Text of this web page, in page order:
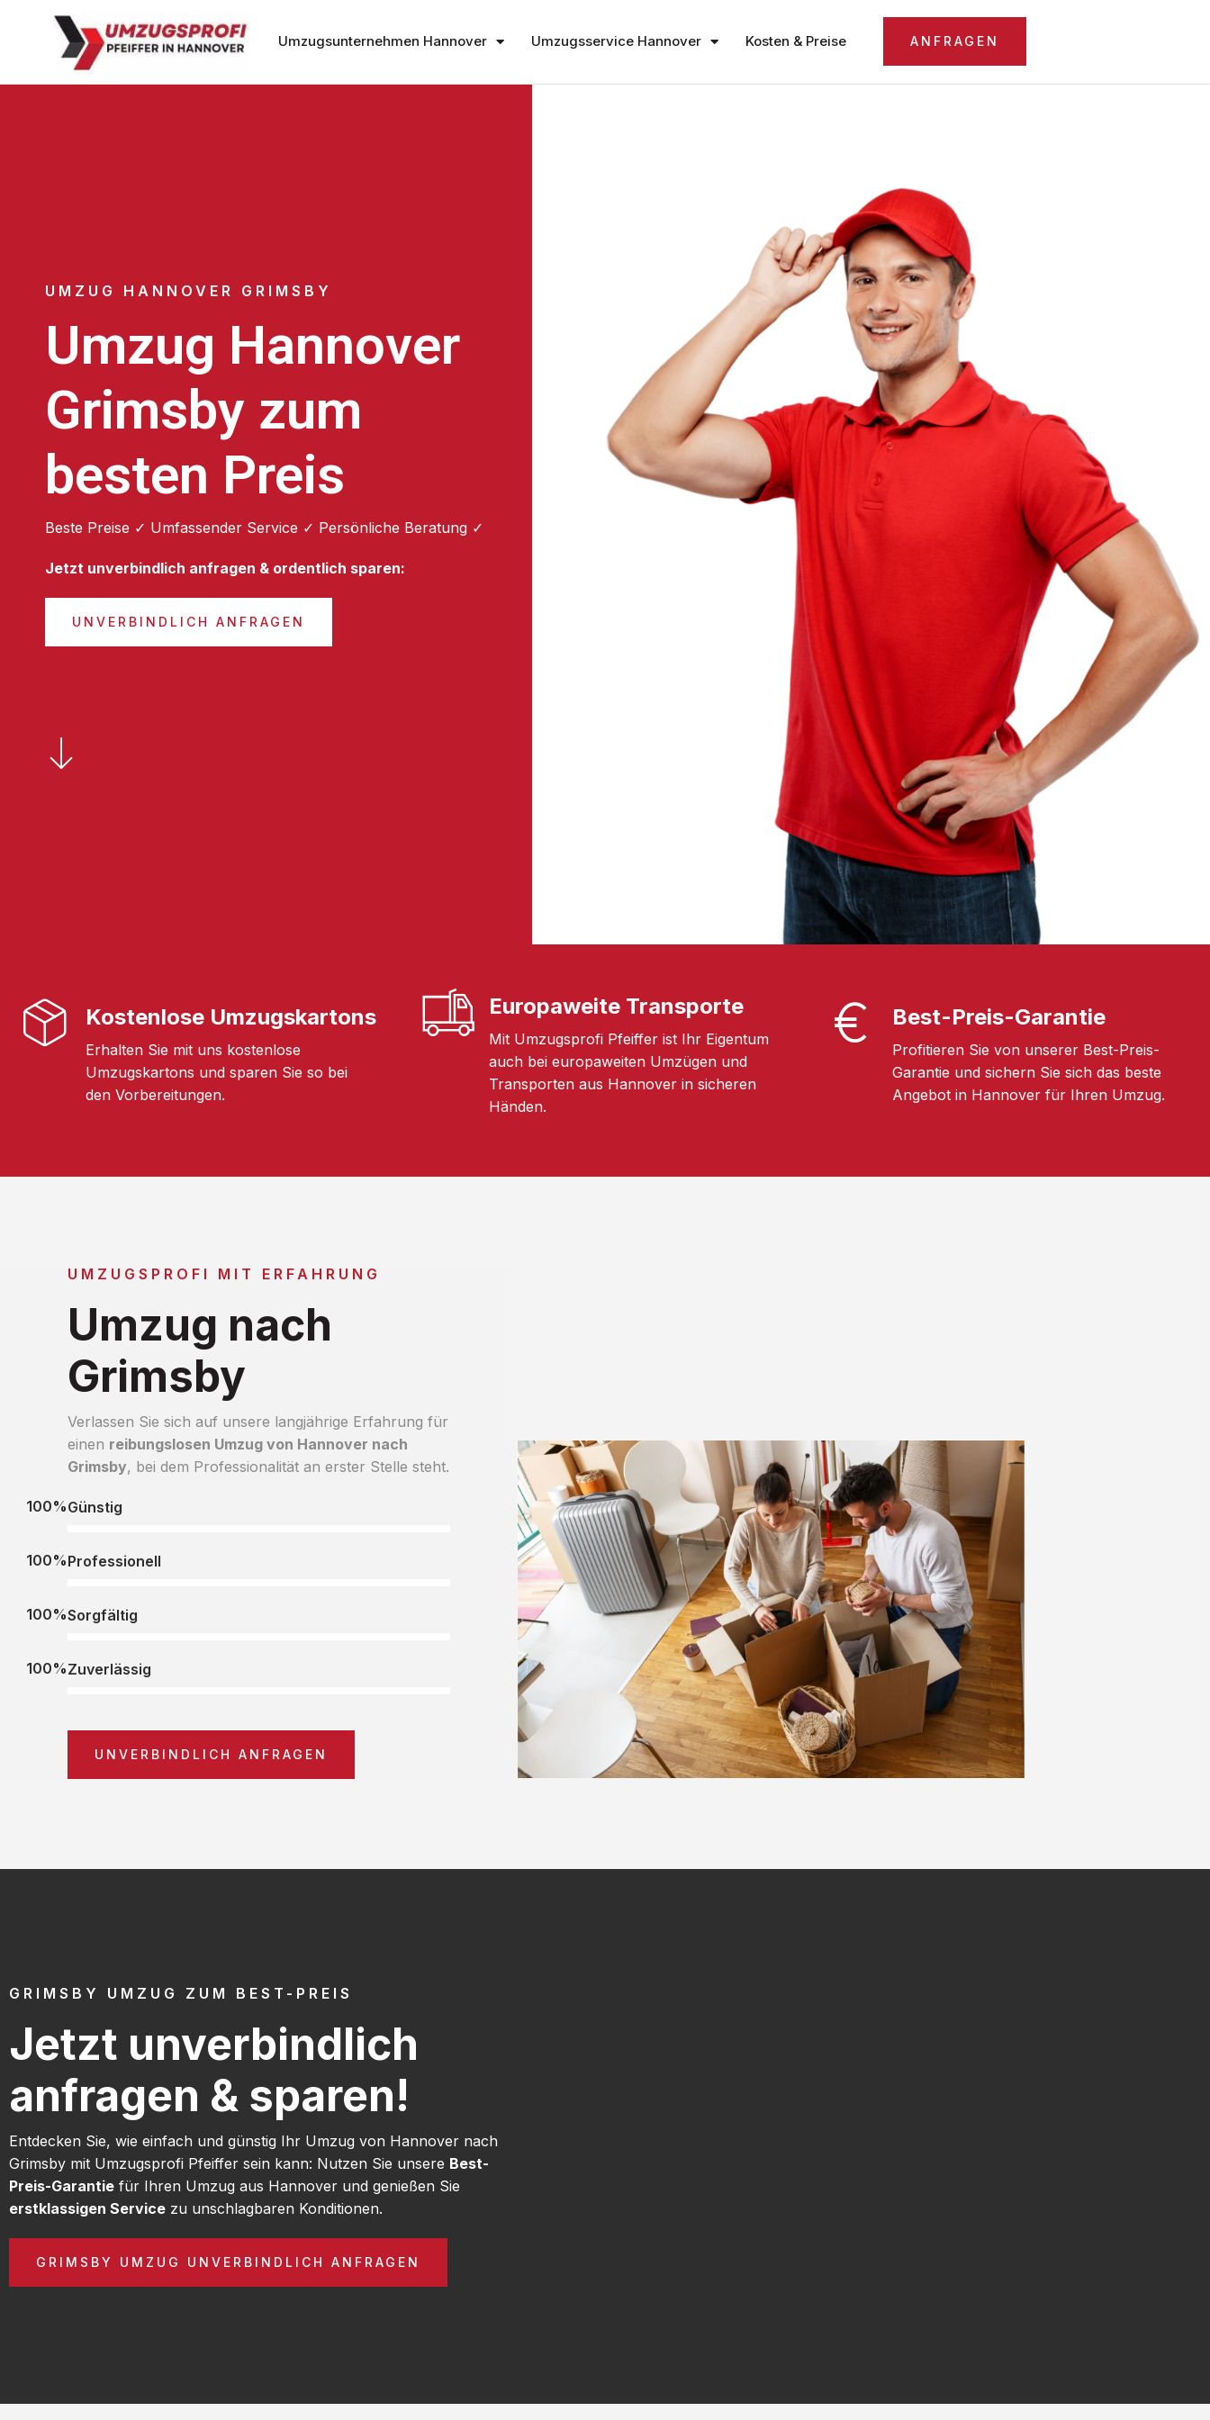
Umzugsunternehmen Hannover Umzugsservice Hannover Kosten & Preise ANFRAGEN
UMZUG HANNOVER GRIMSBY
Umzug Hannover
Grimsby zum
besten Preis
Beste Preise ✓ Umfassender Service ✓ Persönliche Beratung ✓
Jetzt unverbindlich anfragen & ordentlich sparen:
UNVERBINDLICH ANFRAGEN
Kostenlose Umzugskartons
Erhalten Sie mit uns kostenlose
Umzugskartons und sparen Sie so bei
den Vorbereitungen.
Europaweite Transporte
Mit Umzugsprofi Pfeiffer ist Ihr Eigentum
auch bei europaweiten Umzügen und
Transporten aus Hannover in sicheren
Händen.
Best-Preis-Garantie
Profitieren Sie von unserer Best-Preis-
Garantie und sichern Sie sich das beste
Angebot in Hannover für Ihren Umzug.
UMZUGSPROFI MIT ERFAHRUNG
Umzug nach
Grimsby
Verlassen Sie sich auf unsere langjährige Erfahrung für
einen reibungslosen Umzug von Hannover nach
Grimsby, bei dem Professionalität an erster Stelle steht.
Günstig
100%
Professionell
100%
Sorgfältig
100%
Zuverlässig
100%
UNVERBINDLICH ANFRAGEN
GRIMSBY UMZUG ZUM BEST-PREIS
Jetzt unverbindlich
anfragen & sparen!
Entdecken Sie, wie einfach und günstig Ihr Umzug von Hannover nach
Grimsby mit Umzugsprofi Pfeiffer sein kann: Nutzen Sie unsere Best-
Preis-Garantie für Ihren Umzug aus Hannover und genießen Sie
erstklassigen Service zu unschlagbaren Konditionen.
GRIMSBY UMZUG UNVERBINDLICH ANFRAGEN